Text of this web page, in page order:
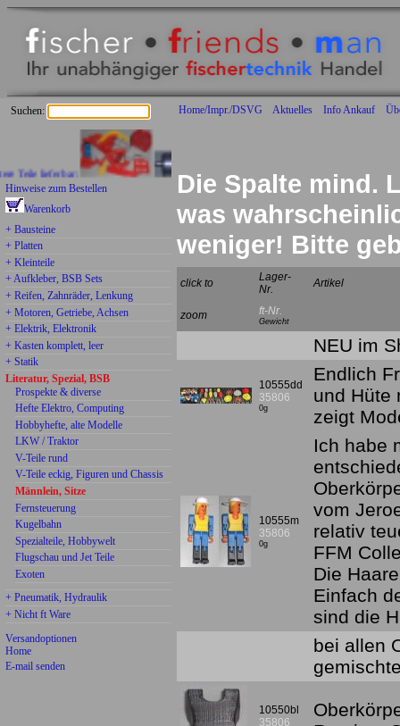
Home/Impr./DSVG Aktuelles Info Ankauf
Suchen:
lieferbar:
Hinweise zum Bestellen
Warenkorb
+ Bausteine
+ Platten
+ Kleinteile
+ Aufkleber, BSB Sets
+ Reifen, Zahnräder, Lenkung
+ Motoren, Getriebe, Achsen
+ Elektrik, Elektronik
+ Kasten komplett, leer
+ Statik
Literatur, Spezial, BSB
Prospekte & diverse
Hefte Elektro, Computing
Hobbyhefte, alte Modelle
LKW / Traktor
V-Teile rund
V-Teile eckig, Figuren und Chassis
Männlein, Sitze
Fernsteuerung
Kugelbahn
Spezialteile, Hobbywelt
Flugschau und Jet Teile
Exoten
+ Pneumatik, Hydraulik
+ Nicht ft Ware
Versandoptionen
Home
E-mail senden
Die Spalte mind.
was
weniger! Bitte
click to
Lager-
Nr.
Artikel
zoom ft-Nr.
Gewicht
NEU im
10555dd
35806
0g
Endlich
und Hüte
zeigt
10555m
35806
0g
Ich habe
vom
relativ
FFM
Die
Einfach
sind die
bei allen
10550bl
35806